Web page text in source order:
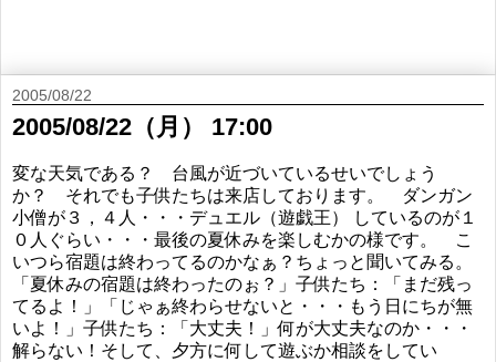
2005/08/22
2005/08/22（月） 17:00
変な天気である？ 台風が近づいているせいでしょう
か？ それでも子供たちは来店しております。 ダンガン
小僧が３，４人・・・デュエル（遊戯王） しているのが１
０人ぐらい・・・最後の夏休みを楽しむかの様です。 こ
いつら宿題は終わってるのかなぁ？ちょっと聞いてみる。
「夏休みの宿題は終わったのぉ？」子供たち：「まだ残っ
てるよ！」「じゃぁ終わらせないと・・・もう日にちが無
いよ！」子供たち：「大丈夫！」何が大丈夫なのか・・・
解らない！そして、夕方に何して遊ぶか相談をしてい